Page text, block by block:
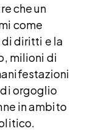
che un
come
diritti e la
milioni di
orgoglio
in ambito